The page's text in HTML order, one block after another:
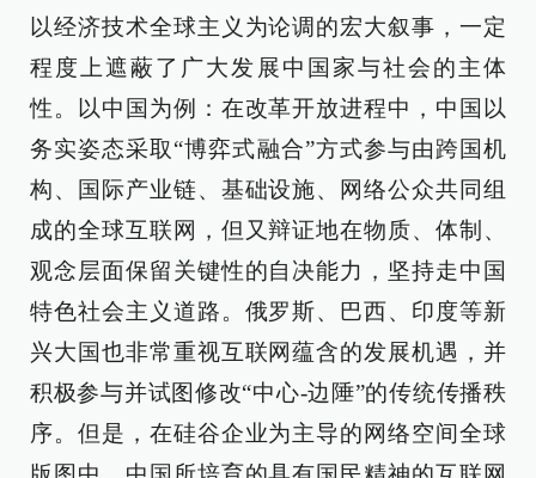
以经济技术全球主义为论调的宏大叙事，一定
程度上遮蔽了广大发展中国家与社会的主体
性。以中国为例：在改革开放进程中，中国以
务实姿态采取“博弈式融合”方式参与由跨国机
构、国际产业链、基础设施、网络公众共同组
成的全球互联网，但又辩证地在物质、体制、
观念层面保留关键性的自决能力，坚持走中国
特色社会主义道路。俄罗斯、巴西、印度等新
兴大国也非常重视互联网蕴含的发展机遇，并
积极参与并试图修改“中心-边陲”的传统传播秩
序。但是，在硅谷企业为主导的网络空间全球